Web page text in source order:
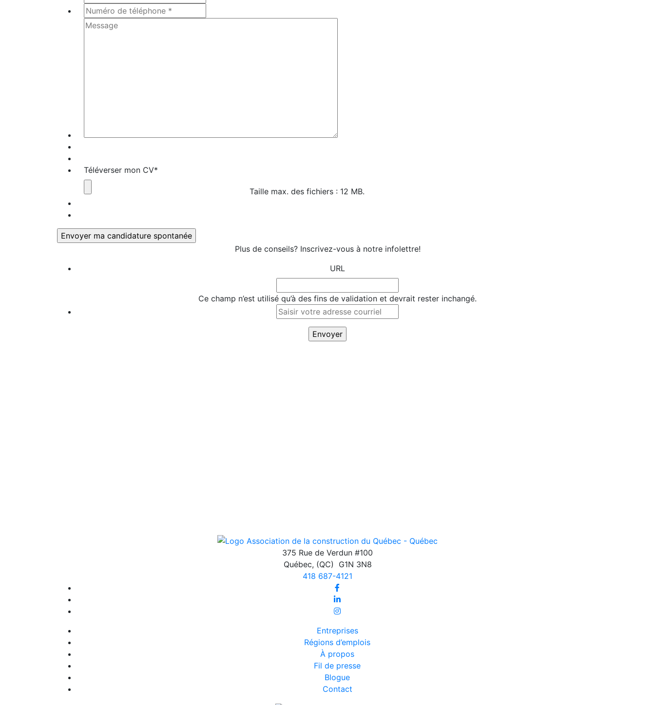
courriel
**
Numéro
de
téléphone
Message*
Téléverser mon CV*
Taille max. des fichiers : 12 MB.
Plus de conseils? Inscrivez-vous à notre infolettre!
URL
Ce champ n’est utilisé qu’à des fins de validation et devrait rester inchangé.
Saisir
votre
adresse
courriel
375 Rue de Verdun #100
Québec, (QC)
G1N 3N8
418 687-4121
Entreprises
Régions d’emplois
À propos
Fil de presse
Blogue
Contact